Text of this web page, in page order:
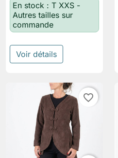
En stock : T XXS -
Autres tailles sur
commande
Voir détails
favorite_border